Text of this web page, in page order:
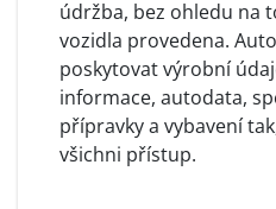
údržba, bez ohledu na
vozidla provedena.
poskytovat výrobní
informace, autodata,
přípravky a vybavení
všichni přístup.